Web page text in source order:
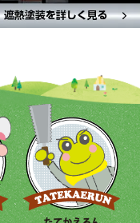
有益な方法です。